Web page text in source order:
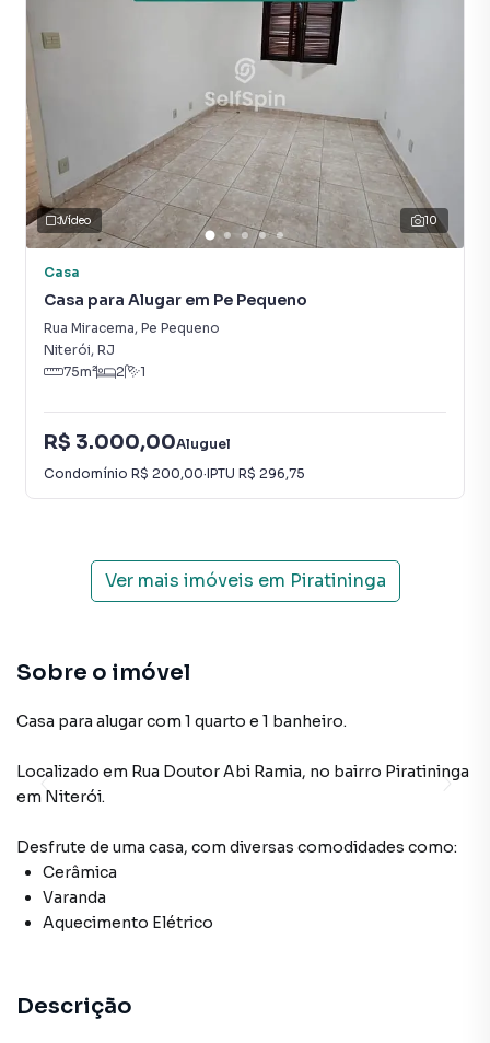
10
Vídeo
Casa
Casa para Alugar em Pe Pequeno
Rua Miracema, Pe Pequeno
Niterói, RJ
75m² 2 1
R$ 3.000,00Aluguel
Condomínio R$ 200,00·IPTU R$ 296,75
Ver mais imóveis em Piratininga
Sobre o imóvel
Casa para alugar com 1 quarto e 1 banheiro.
Localizado em Rua Doutor Abi Ramia, no bairro Piratininga
em Niterói.
Desfrute de uma casa, com diversas comodidades como:
Cerâmica
Varanda
Aquecimento Elétrico
Descrição